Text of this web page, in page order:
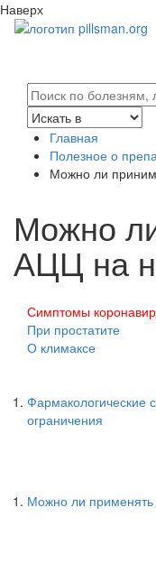
Наверх
Главная
Полезное о
Можно ли
Можно
АЦЦ на
Симптомы
При простатите
О климаксе
Фармакологические
ограничения
Можно ли применять